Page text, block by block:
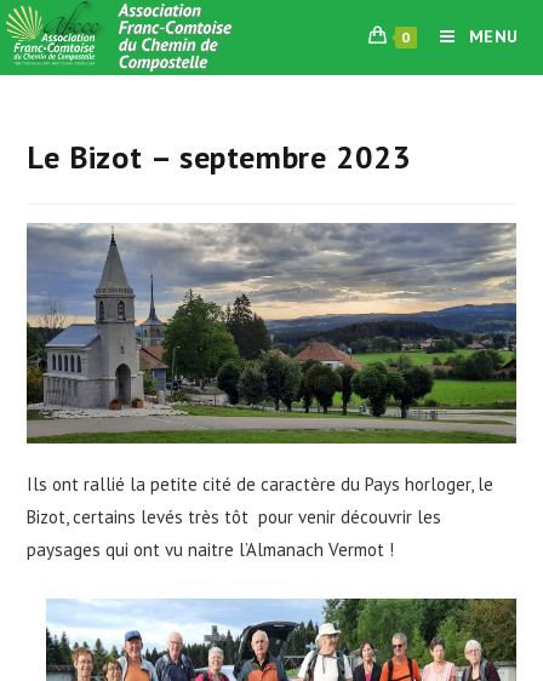
Skip
to
content
0 MENU
Le Bizot – septembre 2023
Ils ont rallié la petite cité de caractère du Pays horloger, le
Bizot, certains levés très tôt pour venir découvrir les
paysages qui ont vu naitre l’Almanach Vermot !